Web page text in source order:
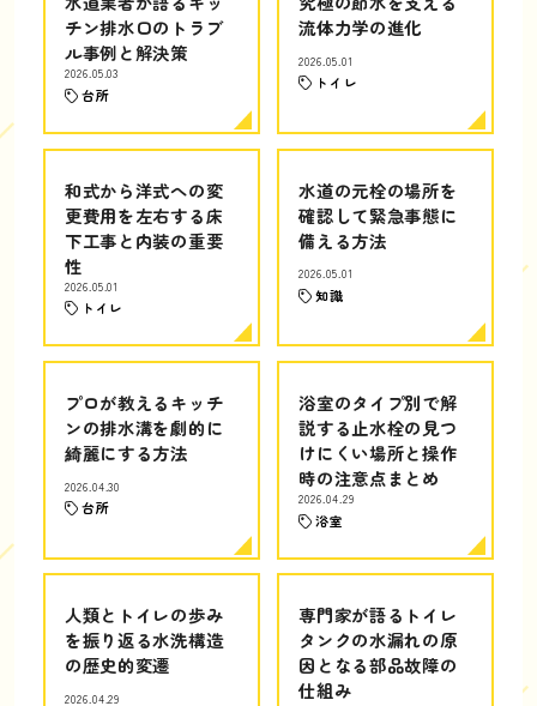
チン排水口のトラブ
ル事例と解決策
2026.05.03
台所
流体力学の進化
2026.05.01
トイレ
和式から洋式への変
更費用を左右する床
下工事と内装の重要
性
2026.05.01
トイレ
水道の元栓の場所を
確認して緊急事態に
備える方法
2026.05.01
知識
プロが教えるキッチ
ンの排水溝を劇的に
綺麗にする方法
2026.04.30
台所
浴室のタイプ別で解
説する止水栓の見つ
けにくい場所と操作
時の注意点まとめ
2026.04.29
浴室
人類とトイレの歩み
を振り返る水洗構造
の歴史的変遷
2026.04.29
専門家が語るトイレ
タンクの水漏れの原
因となる部品故障の
仕組み